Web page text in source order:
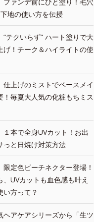
地の使い方を伝授
“テクいらず” ハート塗りで大
げ！チーク＆ハイライトの使
仕上げのミストでベースメイ
！毎夏大人気の化粧もちミス
１本で全身UVカット！お出
っと日焼け対策方法
限定色ピーチネクター登場！
、UVカットも血色感も叶え
い方って？
ヘアケアシリーズから「生ツ